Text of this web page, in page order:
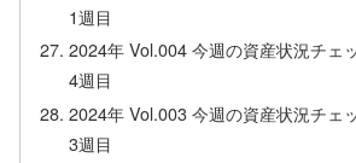
1週目
2024年 Vol.004 今週の資産状況チェ
4週目
2024年 Vol.003 今週の資産状況チェ
3週目